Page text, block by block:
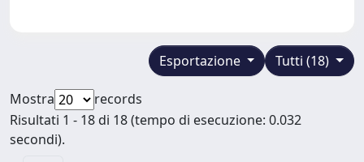
Tutti (18)
Esportazione
Mostra
records
Risultati 1 - 18 di 18 (tempo di esecuzione: 0.032
secondi).